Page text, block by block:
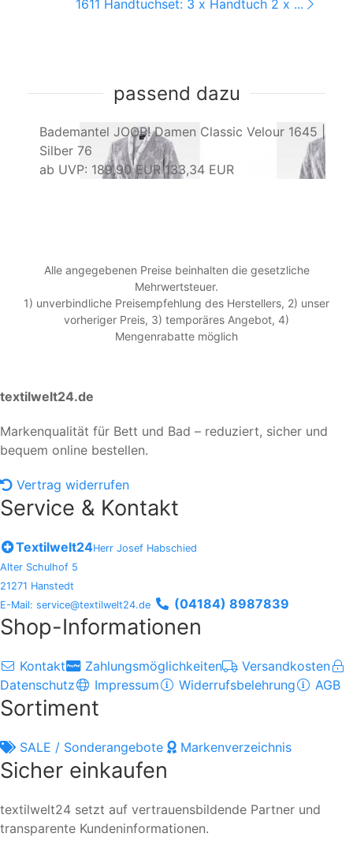
1611 Handtuchset: 3 x Handtuch 2 x ...
passend dazu
Bademantel JOOP! Damen Classic Velour 1645 |
Silber 76
ab UVP: 189,90 EUR 133,34 EUR
Alle angegebenen Preise beinhalten die gesetzliche
Mehrwertsteuer.
1) unverbindliche Preisempfehlung des Herstellers, 2) unser
vorheriger Preis, 3) temporäres Angebot, 4)
Mengenrabatte möglich
textilwelt24.de
Markenqualität für Bett und Bad – reduziert, sicher und
bequem online bestellen.
Vertrag widerrufen
Service & Kontakt
Textilwelt24Herr Josef Habschied
Alter Schulhof 5
21271 Hanstedt
E-Mail: service@textilwelt24.de
(04184) 8987839
Shop-Informationen
Kontakt Zahlungsmöglichkeiten
Versandkosten
Datenschutz
Impressum Widerrufsbelehrung AGB
Sortiment
SALE / Sonderangebote Markenverzeichnis
Sicher einkaufen
textilwelt24 setzt auf vertrauensbildende Partner und
transparente Kundeninformationen.